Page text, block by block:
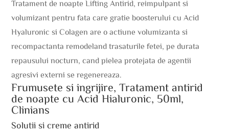
Tratament de noapte Lifting Antirid, reimpulpant si
volumizant pentru fata care gratie boosterului cu Acid
Hyaluronic si Colagen are o actiune volumizanta si
recompactanta remodeland trasaturile fetei, pe durata
repausului nocturn, cand pielea protejata de agentii
agresivi externi se regenereaza.
Frumusete si ingrijire, Tratament antirid
de noapte cu Acid Hialuronic, 50ml,
Clinians
Solutii si creme antirid